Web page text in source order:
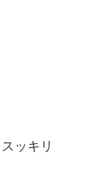
スッキリ